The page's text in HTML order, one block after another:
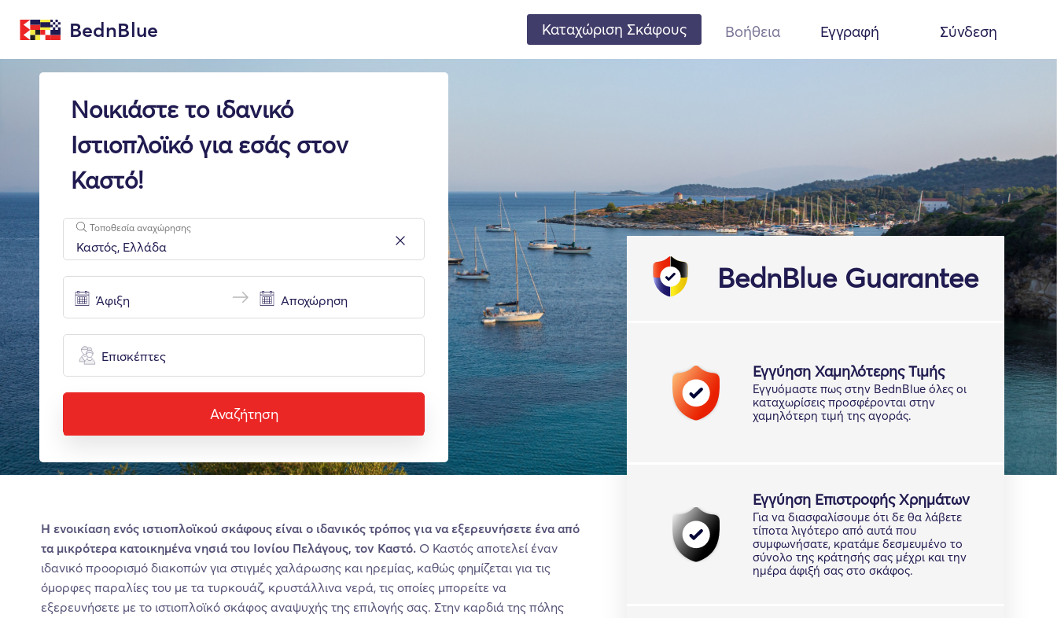
BednBlue Καταχώριση Σκάφους Βοήθεια Εγγραφή Σύνδεση
Νοικιάστε το ιδανικό
Ιστιοπλοϊκό για εσάς στoν
Καστό!
Τοποθεσία αναχώρησης
Επισκέπτες
Αναζήτηση
BednBlue Guarantee
Εγγύηση Χαμηλότερης Τιμής
Εγγυόμαστε πως στην BednBlue όλες οι
καταχωρίσεις προσφέρονται στην
χαμηλότερη τιμή της αγοράς.
Εγγύηση Επιστροφής Χρημάτων
Για να διασφαλίσουμε ότι δε θα λάβετε
τίποτα λιγότερο από αυτά που
συμφωνήσατε, κρατάμε δεσμευμένο το
σύνολο της κράτησής σας μέχρι και την
ημέρα άφιξή σας στο σκάφος.
Η ενοικίαση ενός ιστιοπλοϊκού σκάφους είναι ο ιδανικός τρόπος για να εξερευνήσετε ένα από
τα μικρότερα κατοικημένα νησιά του Ιονίου Πελάγους, τον Καστό. Ο Καστός αποτελεί έναν
ιδανικό προορισμό διακοπών για στιγμές χαλάρωσης και ηρεμίας, καθώς φημίζεται για τις
όμορφες παραλίες του με τα τυρκουάζ, κρυστάλλινα νερά, τις οποίες μπορείτε να
εξερευνήσετε με το ιστιοπλοϊκό σκάφος αναψυχής της επιλογής σας. Στην καρδιά της πόλης